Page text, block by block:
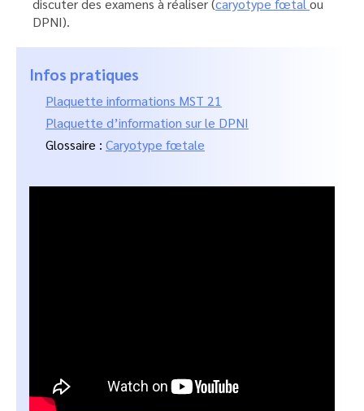
discuter des examens à réaliser (caryotype fœtal ou
DPNI).
Infos pratiques
Plaquette informations MST 21
Plaquette d’information sur le DPNI
Glossaire : Caryotype fœtale